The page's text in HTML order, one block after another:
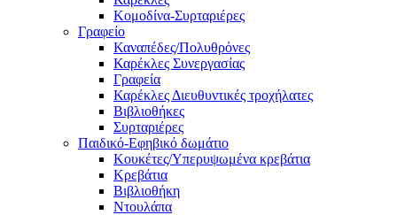
Κομοδίνα-Συρταριέρες
Γραφείο
Καναπέδες/Πολυθρὀνες
Καρέκλες Συνεργασίας
Γραφεία
Καρέκλες Διευθυντικές τροχήλατες
Βιβλιοθήκες
Συρταριέρες
Παιδικό-Εφηβικό δωμάτιο
Κουκέτες/Υπερυψωμένα κρεβάτια
Κρεβάτια
Βιβλιοθήκη
Ντουλάπα